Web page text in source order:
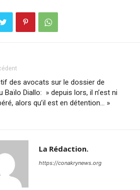
des avocats sur le dossier de
Baïlo Diallo: » depuis lors, il n’est ni
alors qu’il est en détention… »
La Rédaction.
https://conakrynews.org